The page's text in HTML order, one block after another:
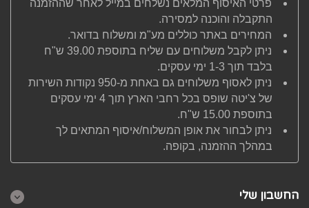
פרטי האיסוף המלאים נשלחים במייל לאחר שההזמנה
התקבלה והוכנה למסירה.
המחירים באתר כוללים מע"מ ומשלוח בדואר.
ניתן לקבל משלוחים עם שליח בתוספת 39.00 ש"ח
בלבד תוך 1-3 ימי עסקים.
ניתן לאסוף משלוחים גם באחת מ-950 נקודות השירות
של צ'יטה שופס בכל רחבי הארץ תוך 4 ימי עסקים
בתוספת 15.00 ש"ח.
ניתן לבחור את אופן המשלוח/איסוף המתאים לך
במהלך ההזמנה, בקופה.
החשבון שלי